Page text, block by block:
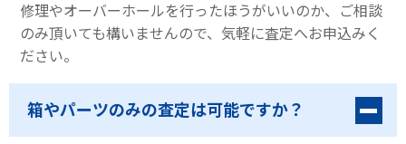
修理やオーバーホールを行ったほうがいいのか、ご相談
のみ頂いても構いませんので、気軽に査定へお申込みく
ださい。
箱やパーツのみの査定は可能ですか？